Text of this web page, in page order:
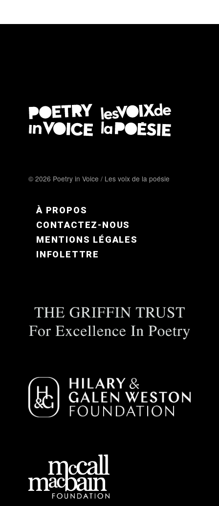
© 2026 Poetry in Voice / Les voix de la poésie
FOOTER MENU FR
À PROPOS
CONTACTEZ-NOUS
MENTIONS LÉGALES
INFOLETTRE